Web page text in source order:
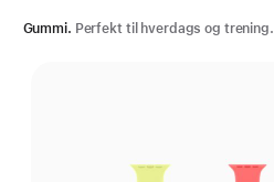
Gummi. Perfekt til hverdags og trening.